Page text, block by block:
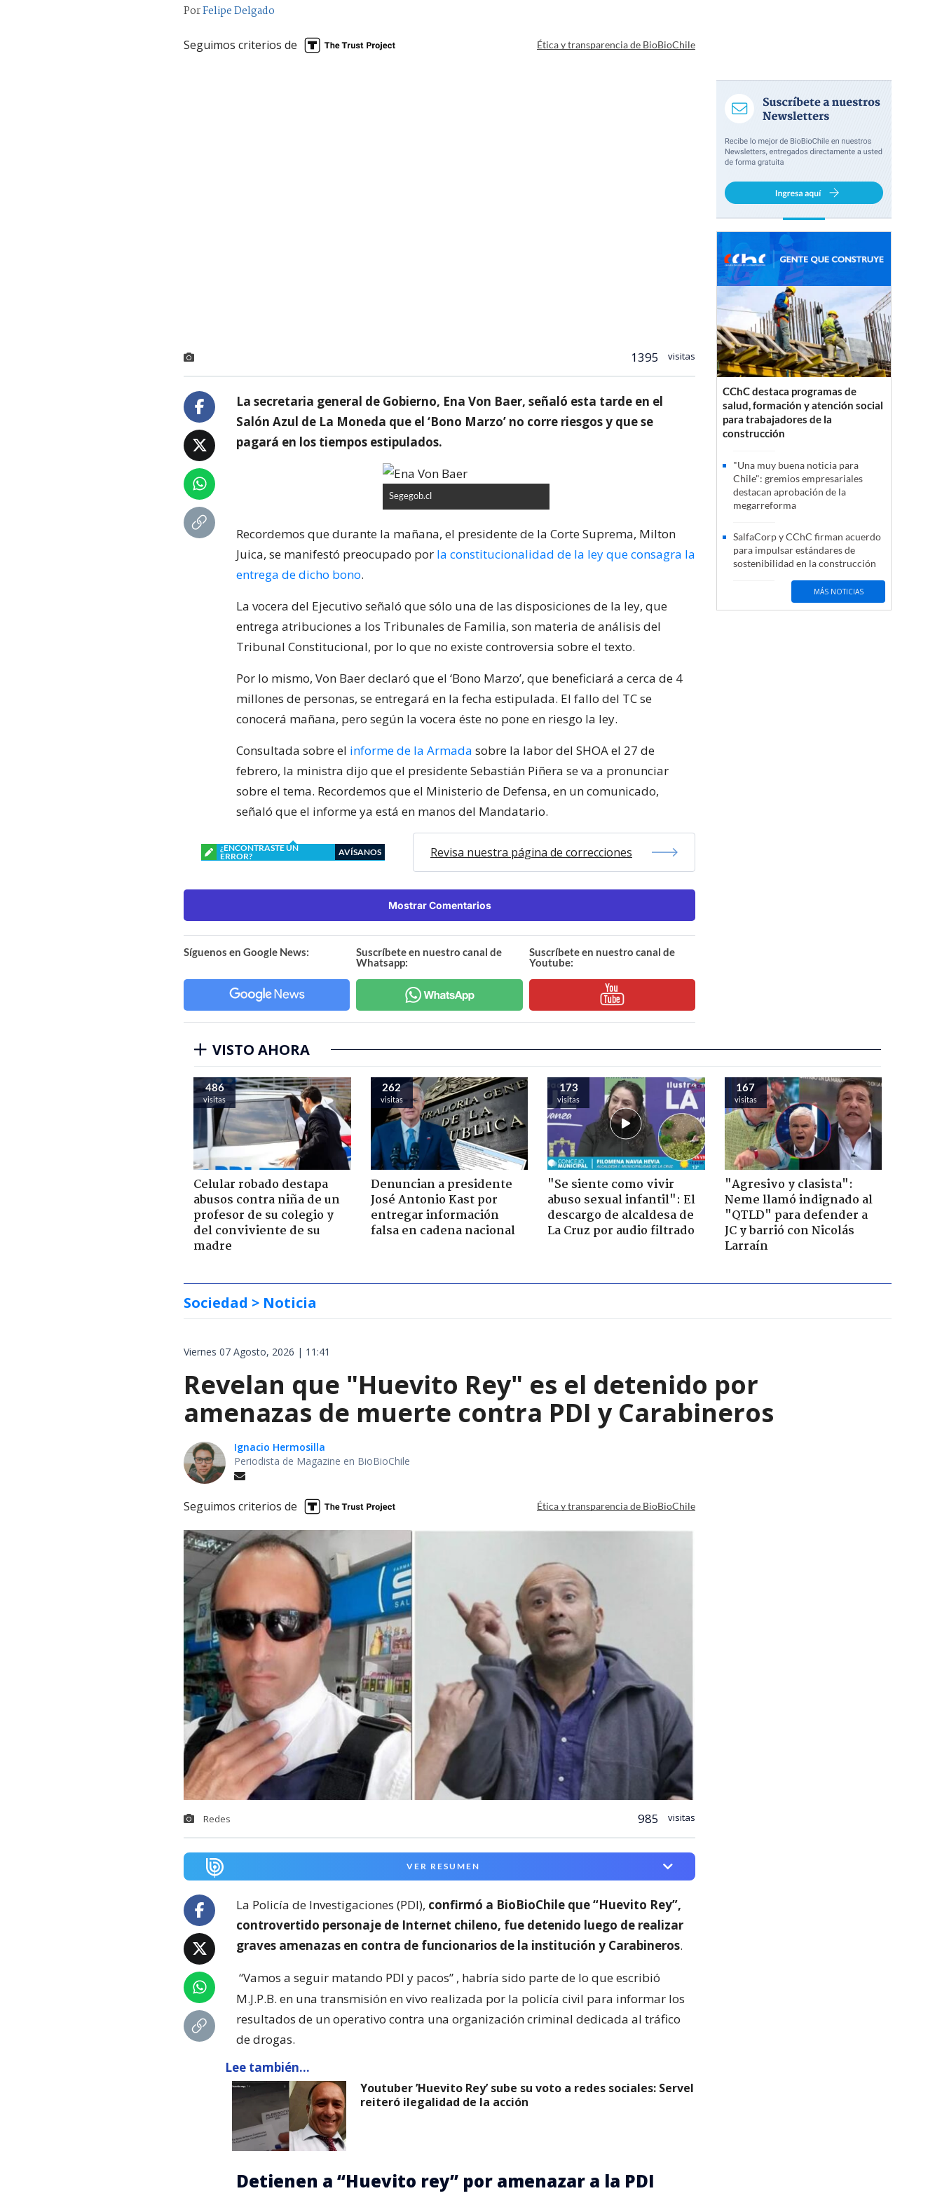
PorFelipe Delgado
Seguimos criterios de Ética y transparencia de BioBioChile
1395 visitas
La secretaria general de Gobierno, Ena Von Baer, señaló esta tarde en el
Salón Azul de La Moneda que el ‘Bono Marzo’ no corre riesgos y que se
pagará en los tiempos estipulados.
Segegob.cl
Recordemos que durante la mañana, el presidente de la Corte Suprema, Milton
Juica, se manifestó preocupado por la constitucionalidad de la ley que consagra la
entrega de dicho bono.
La vocera del Ejecutivo señaló que sólo una de las disposiciones de la ley, que
entrega atribuciones a los Tribunales de Familia, son materia de análisis del
Tribunal Constitucional, por lo que no existe controversia sobre el texto.
Por lo mismo, Von Baer declaró que el ‘Bono Marzo’, que beneficiará a cerca de 4
millones de personas, se entregará en la fecha estipulada. El fallo del TC se
conocerá mañana, pero según la vocera éste no pone en riesgo la ley.
Consultada sobre el informe de la Armada sobre la labor del SHOA el 27 de
febrero, la ministra dijo que el presidente Sebastián Piñera se va a pronunciar
sobre el tema. Recordemos que el Ministerio de Defensa, en un comunicado,
señaló que el informe ya está en manos del Mandatario.
¿ENCONTRASTE UN
ERROR?
AVÍSANOS Revisa nuestra página de correcciones
Mostrar Comentarios
Síguenos en Google News:
Suscríbete en nuestro canal de
Whatsapp:
Suscríbete en nuestro canal de
Youtube:
CChC destaca programas de
salud, formación y atención social
para trabajadores de la
construcción
"Una muy buena noticia para
Chile": gremios empresariales
destacan aprobación de la
megarreforma
SalfaCorp y CChC firman acuerdo
para impulsar estándares de
sostenibilidad en la construcción
MÁS NOTICIAS
VISTO AHORA
486
visitas
Celular robado destapa
abusos contra niña de un
profesor de su colegio y
del conviviente de su
madre
262
visitas
Denuncian a presidente
José Antonio Kast por
entregar información
falsa en cadena nacional
173
visitas
"Se siente como vivir
abuso sexual infantil": El
descargo de alcaldesa de
La Cruz por audio filtrado
167
visitas
"Agresivo y clasista":
Neme llamó indignado al
"QTLD" para defender a
JC y barrió con Nicolás
Larraín
Sociedad > Noticia
Viernes 07 Agosto, 2026 | 11:41
Revelan que "Huevito Rey" es el detenido por
amenazas de muerte contra PDI y Carabineros
Ignacio Hermosilla
Periodista de Magazine en BioBioChile
Seguimos criterios de Ética y transparencia de BioBioChile
Redes 985 visitas
VER RESUMEN
La Policía de Investigaciones (PDI), confirmó a BioBioChile que “Huevito Rey”,
controvertido personaje de Internet chileno, fue detenido luego de realizar
graves amenazas en contra de funcionarios de la institución y Carabineros.
“Vamos a seguir matando PDI y pacos” , habría sido parte de lo que escribió
M.J.P.B. en una transmisión en vivo realizada por la policía civil para informar los
resultados de un operativo contra una organización criminal dedicada al tráfico
de drogas.
Lee también...
Youtuber ’Huevito Rey’ sube su voto a redes sociales: Servel
reiteró ilegalidad de la acción
Detienen a “Huevito rey” por amenazar a la PDI